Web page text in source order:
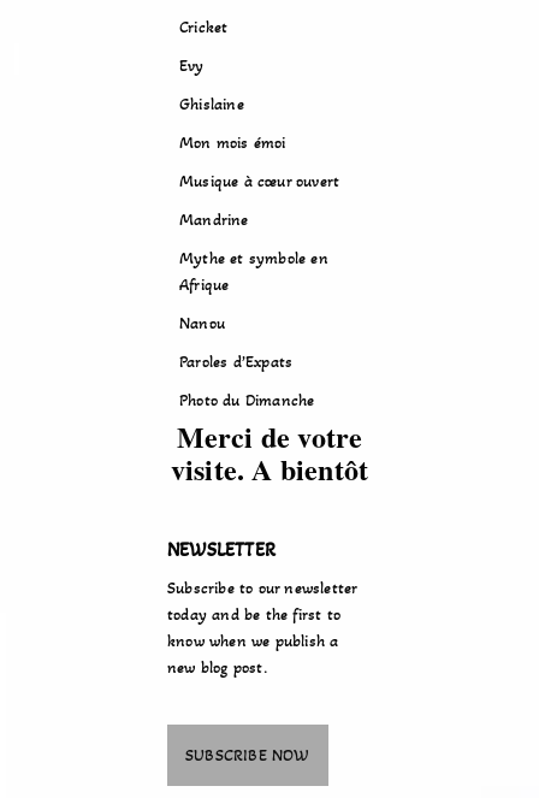
Cricket
Evy
Ghislaine
Mon mois émoi
Musique à cœur ouvert
Mandrine
Mythe et symbole en
Afrique
Nanou
Paroles d’Expats
Photo du Dimanche
Merci de votre
visite. A bientôt
NEWSLETTER
Subscribe to our newsletter
today and be the first to
know when we publish a
new blog post.